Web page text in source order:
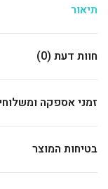
תיאור
חוות דעת (0)
זמני אספקה
בטיחות המוצר